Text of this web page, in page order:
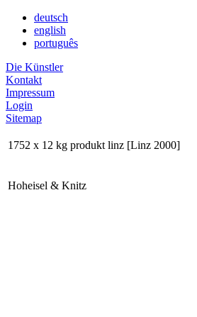
deutsch
english
português
Die Künstler
Kontakt
Impressum
Login
Sitemap
1752 x 12 kg produkt linz [Linz 2000]
Hoheisel & Knitz